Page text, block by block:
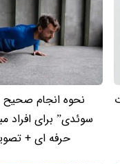
نحوه انجام صحیح
سوئدی” برای افراد
حرفه ای +